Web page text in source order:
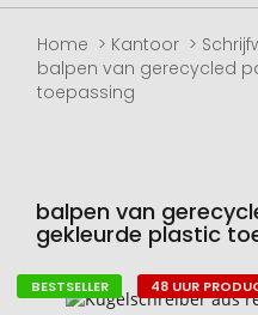
Home Kantoor
balpen van gerecycled
toepassing
balpen van
gekleurde plastic
Naar
BESTSELLER 48 UUR